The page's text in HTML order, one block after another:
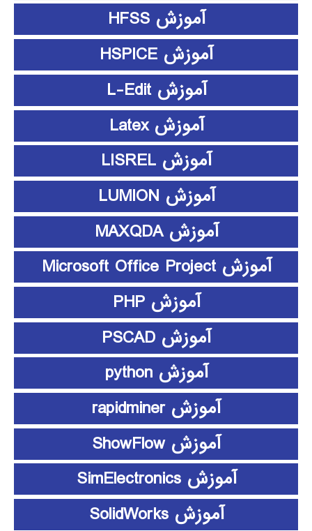
آموزش HFSS
آموزش HSPICE
آموزش L-Edit
آموزش Latex
آموزش LISREL
آموزش LUMION
آموزش MAXQDA
آموزش Microsoft Office Project
آموزش PHP
آموزش PSCAD
آموزش python
آموزش rapidminer
آموزش ShowFlow
آموزش SimElectronics
آموزش SolidWorks